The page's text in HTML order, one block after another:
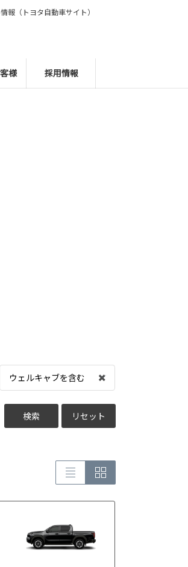
様 採用情報
報（トヨタ自動車サイト）
ウェルキャブを含む
検索 リセット